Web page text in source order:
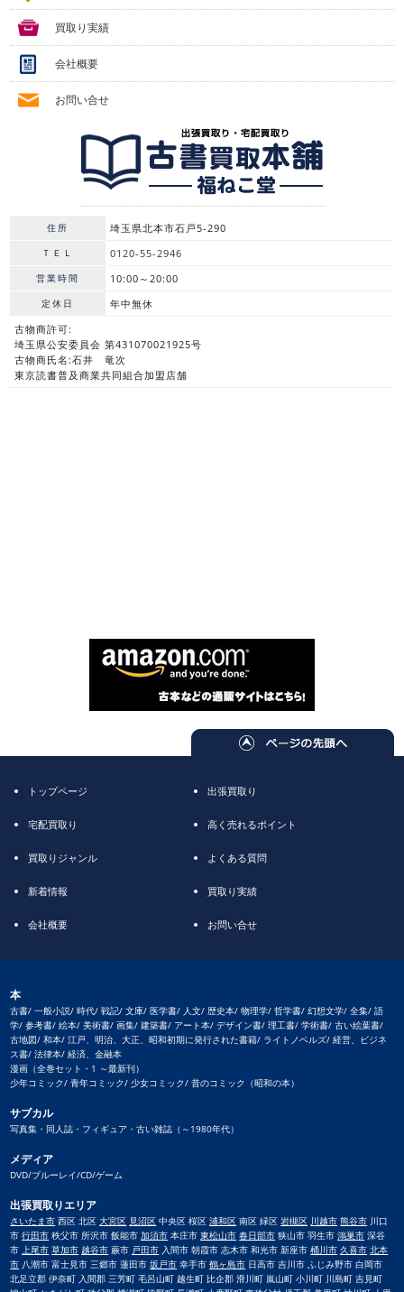
買取り実績
会社概要
お問い合せ
住所 埼玉県北本市石戸5-290
ＴＥＬ 0120-55-2946
営業時間 10:00～20:00
定休日
年中無休
古物商許可:
埼玉県公安委員会 第431070021925号
古物商氏名:石井 竜次
東京読書普及商業共同組合加盟店舗
トップページ 出張買取り
宅配買取り 高く売れるポイント
買取りジャンル よくある質問
新着情報 買取り実績
会社概要 お問い合せ
本
古書/ 一般小説/ 時代/ 戦記/ 文庫/ 医学書/ 人文/ 歴史本/ 物理学/ 哲学書/ 幻想文学/ 全集/ 語
学/ 参考書/ 絵本/ 美術書/ 画集/ 建築書/ アート本/ デザイン書/ 理工書/ 学術書/ 古い絵葉書/
古地図/ 和本/ 江戸、明治、大正、昭和初期に発行された書籍/ ライトノベルズ/ 経営、ビジネ
ス書/ 法律本/ 経済、金融本
漫画（全巻セット・1 ～最新刊）
少年コミック/ 青年コミック/ 少女コミック/ 昔のコミック（昭和の本）
サブカル
写真集・同人誌・フィギュア・古い雑誌（～1980年代）
メディア
DVD/ブルーレイ/CD/ゲーム
出張買取りエリア
さいたま市 西区 北区大宮区 見沼区 中央区 桜区浦和区 南区 緑区岩槻区 川越市 熊谷市 川口
市行田市 秩父市 所沢市 飯能市加須市 本庄市東松山市 春日部市 狭山市 羽生市鴻巣市 深谷
市上尾市 草加市 越谷市 蕨市 戸田市 入間市 朝霞市 志木市 和光市 新座市桶川市 久喜市 北本
市 八潮市 富士見市 三郷市 蓮田市坂戸市 幸手市鶴ヶ島市 日高市 吉川市 ふじみ野市 白岡市
北足立郡 伊奈町 入間郡 三芳町 毛呂山町 越生町 比企郡 滑川町 嵐山町 小川町 川島町 吉見町